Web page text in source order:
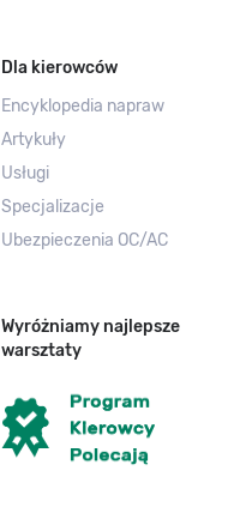
Dla kierowców
Encyklopedia napraw
Artykuły
Usługi
Specjalizacje
Ubezpieczenia OC/AC
Wyróżniamy najlepsze
warsztaty